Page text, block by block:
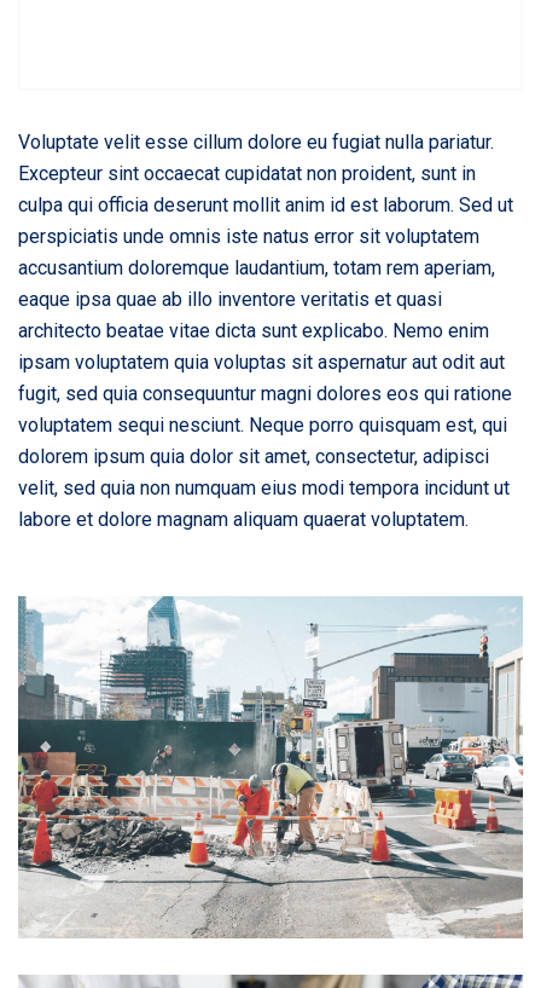
Voluptate velit esse cillum dolore eu fugiat nulla pariatur.
Excepteur sint occaecat cupidatat non proident, sunt in
culpa qui officia deserunt mollit anim id est laborum. Sed ut
perspiciatis unde omnis iste natus error sit voluptatem
accusantium doloremque laudantium, totam rem aperiam,
eaque ipsa quae ab illo inventore veritatis et quasi
architecto beatae vitae dicta sunt explicabo. Nemo enim
ipsam voluptatem quia voluptas sit aspernatur aut odit aut
fugit, sed quia consequuntur magni dolores eos qui ratione
voluptatem sequi nesciunt. Neque porro quisquam est, qui
dolorem ipsum quia dolor sit amet, consectetur, adipisci
velit, sed quia non numquam eius modi tempora incidunt ut
labore et dolore magnam aliquam quaerat voluptatem.